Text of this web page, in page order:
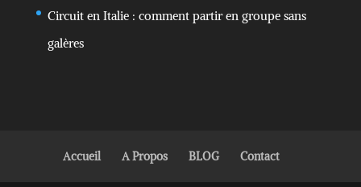
Circuit en Italie : comment partir en groupe sans
galères
Accueil A Propos BLOG Contact